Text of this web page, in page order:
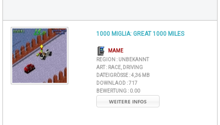
1000 MIGLIA: GREAT 1000 MILES
MAME
REGION : UNBEKANNT
ART : RACE, DRIVING
DATEIGRÖSSE : 4,36 MB
DOWNLAOD :717
BEWERTUNG : 0.00
WEITERE INFOS